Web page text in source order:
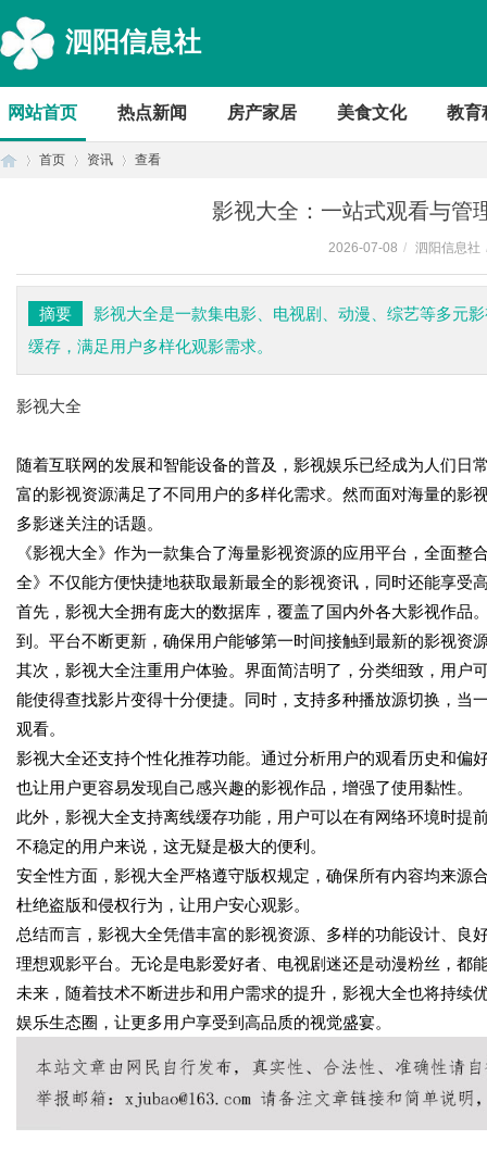
泗阳信息社
网站首页 热点新闻 房产家居 美食文化 教育
首页 资讯 查看
影视大全：一站式观看与管
2026-07-08 / 泗阳信息社
摘要
影视大全是一款集电影、电视剧、动漫、综艺等多元
缓存，满足用户多样化观影需求。
影视大全
随着互联网的发展和智能设备的普及，影视娱乐已经成为人们
富的影视资源满足了不同用户的多样化需求。然而面对海量的影
多影迷关注的话题。
《影视大全》作为一款集合了海量影视资源的应用平台，全面
全》不仅能方便快捷地获取最新最全的影视资讯，同时还能享受
首先，影视大全拥有庞大的数据库，覆盖了国内外各大影视作品
到。平台不断更新，确保用户能够第一时间接触到最新的影视资
其次，影视大全注重用户体验。界面简洁明了，分类细致，用户
能使得查找影片变得十分便捷。同时，支持多种播放源切换，当
观看。
影视大全还支持个性化推荐功能。通过分析用户的观看历史和偏
也让用户更容易发现自己感兴趣的影视作品，增强了使用黏性。
此外，影视大全支持离线缓存功能，用户可以在有网络环境时
不稳定的用户来说，这无疑是极大的便利。
安全性方面，影视大全严格遵守版权规定，确保所有内容均来源
杜绝盗版和侵权行为，让用户安心观影。
总结而言，影视大全凭借丰富的影视资源、多样的功能设计、
理想观影平台。无论是电影爱好者、电视剧迷还是动漫粉丝，都
未来，随着技术不断进步和用户需求的提升，影视大全也将持续
娱乐生态圈，让更多用户享受到高品质的视觉盛宴。